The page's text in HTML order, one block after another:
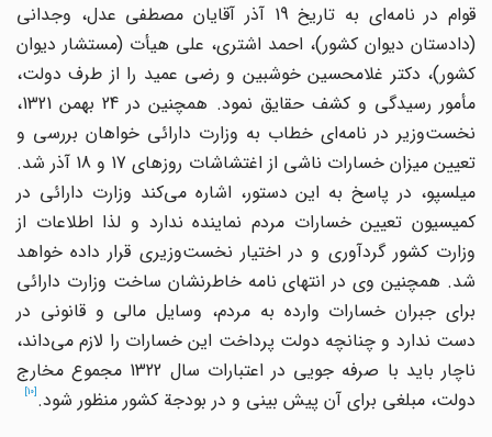
قوام در نامه‌ای به تاریخ 19 آذر آقایان مصطفی عدل، وجدانی
(دادستان دیوان کشور)، احمد اشتری، علی هیأت (مستشار دیوان
کشور)، دکتر غلامحسین خوشبین و رضی عمید را از طرف دولت،
مأمور رسیدگی و کشف حقایق نمود. همچنین در 24 بهمن 1321،
نخست‌وزیر در نامه‌ای خطاب به وزارت دارائی خواهان بررسی و
تعیین میزان خسارات ناشی از اغتشاشات روزهای 17 و 18 آذر شد.
میلسپو، در پاسخ به این دستور، اشاره می‌کند وزارت دارائی در
کمیسیون تعیین خسارات مردم نماینده ندارد و لذا اطلاعات از
وزارت کشور گردآوری و در اختیار نخست‌وزیری قرار داده خواهد
شد. همچنین وی در انتهای نامه خاطرنشان ساخت وزارت دارائی
برای جبران خسارات وارده به مردم، وسایل مالی و قانونی در
دست ندارد و چنانچه دولت پرداخت این خسارات را لازم می‌داند،
ناچار باید با صرفه جویی در اعتبارات سال 1322 مجموع مخارج
دولت، مبلغی برای آن پیش بینی و در بودجة کشور منظور شود.